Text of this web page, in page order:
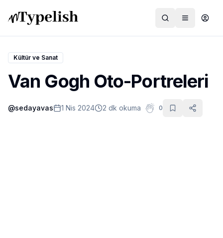
Dünya
Film ve Dizi
Kültür ve Sanat
Van Gogh Oto-Portreleri
@sedayavas 1 Nis 2024 2 dk okuma 0